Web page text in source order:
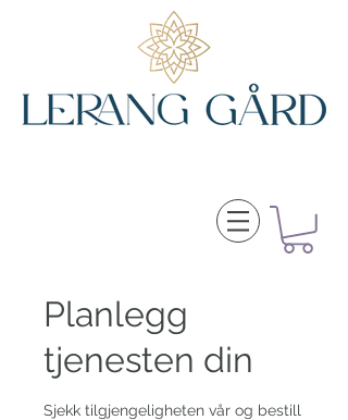
Planlegg
tjenesten din
Sjekk tilgjengeligheten vår og bestill